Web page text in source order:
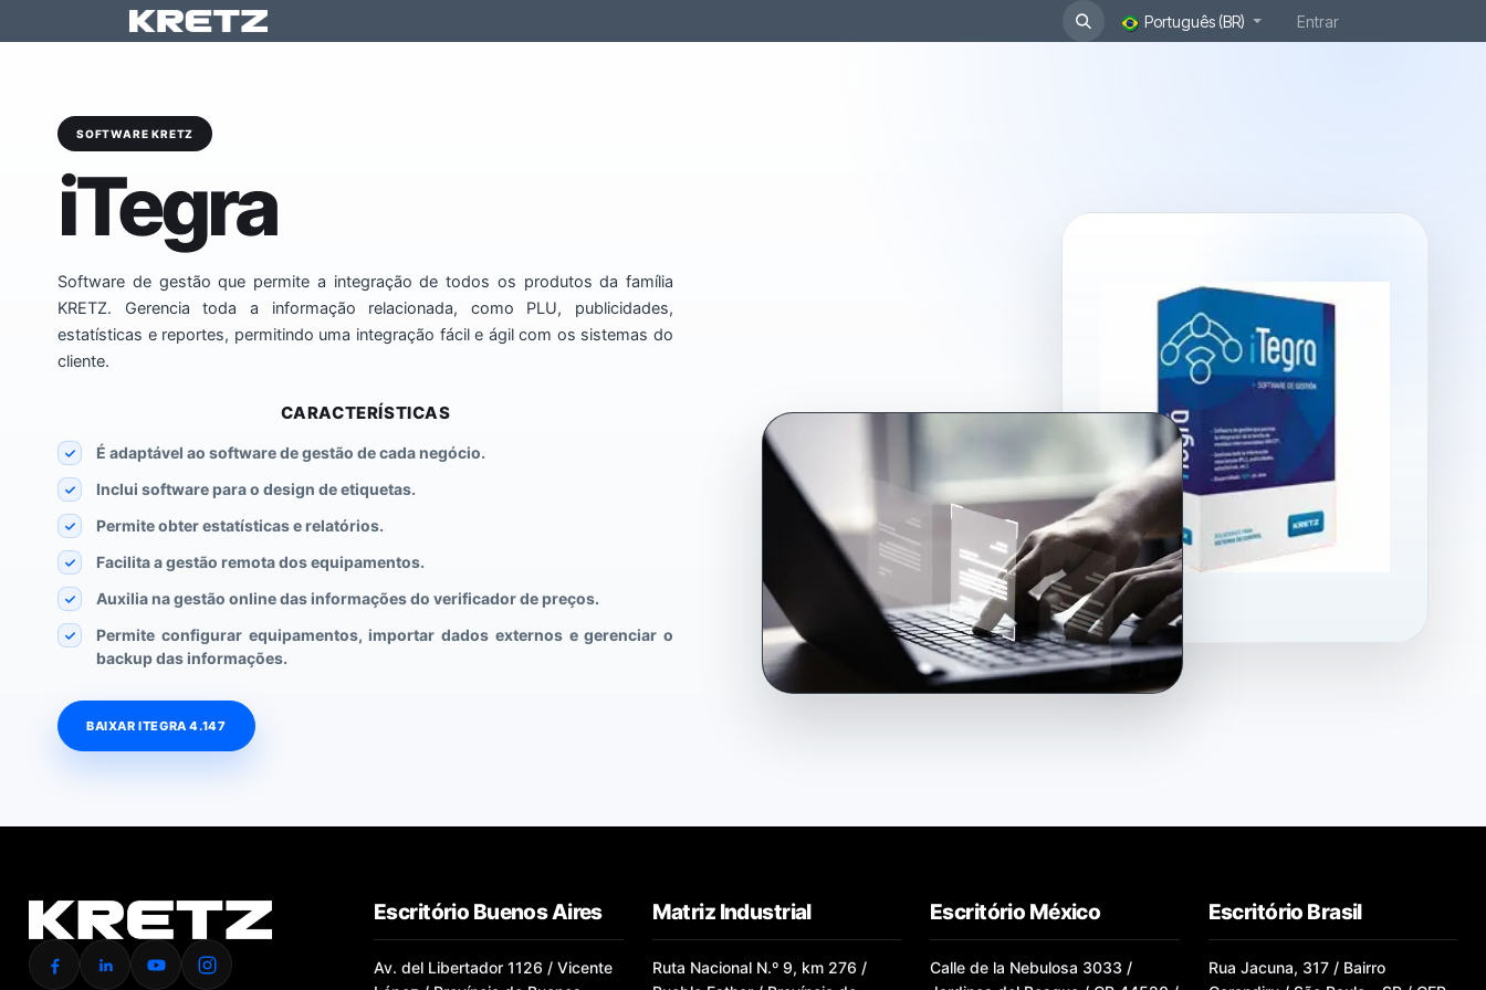
Pular para o conteúdo
Português (BR) Entrar
SOFTWARE KRETZ
iTegra
Software de gestão que permite a integração de todos os produtos da família
KRETZ. Gerencia toda a informação relacionada, como PLU, publicidades,
estatísticas e reportes, permitindo uma integração fácil e ágil com os sistemas do
cliente.
CARACTERÍSTICAS
É adaptável ao software de gestão de cada negócio.
Inclui software para o design de etiquetas.
Permite obter estatísticas e relatórios.
Facilita a gestão remota dos equipamentos.
Auxilia na gestão online das informações do verificador de preços.
Permite configurar equipamentos, importar dados externos e gerenciar o
backup das informações.
BAIXAR ITEGRA 4.147
Escritório Buenos Aires
Av. del Libertador 1126 / Vicente
Matriz Industrial
Ruta Nacional N.º 9, km 276 /
Escritório México
Calle de la Nebulosa 3033 /
Escritório Brasil
Rua Jacuna, 317 / Bairro